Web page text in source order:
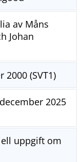
av Måns
Johan
2000 (SVT1)
2025
uppgift om